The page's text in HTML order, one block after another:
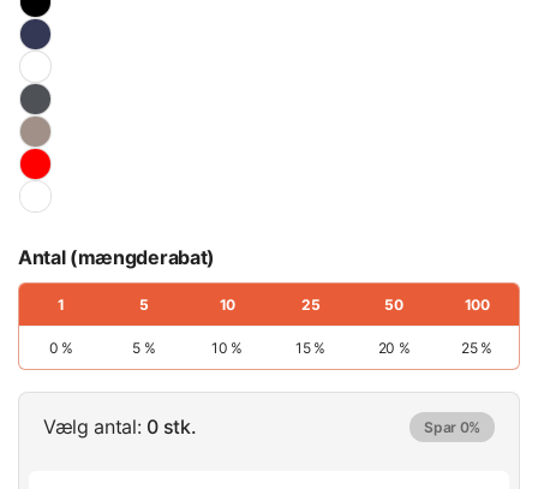
Antal (mængderabat)
1 5 10 25 50 100
0 % 5 % 10 % 15 % 20 % 25 %
Vælg antal: 0 stk. Spar 0%